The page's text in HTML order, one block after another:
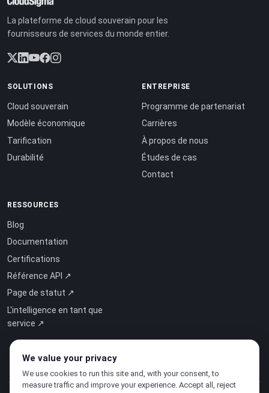
La plateforme de cloud souverain pour les
fournisseurs de services du monde entier.
SOLUTIONS
Cloud souverain
Modèle économique
Tarification
Durabilité
ENTREPRISE
Programme de partenariat
Carrières
À propos de nous
Études de cas
Contact
RESSOURCES
Blog
Documentation
Certifications
Référence API ↗
Page de statut ↗
L'intelligence en tant que
service ↗
We value your privacy
We use cookies to run this site and, with your consent, to
measure traffic and improve your experience. Accept all, reject